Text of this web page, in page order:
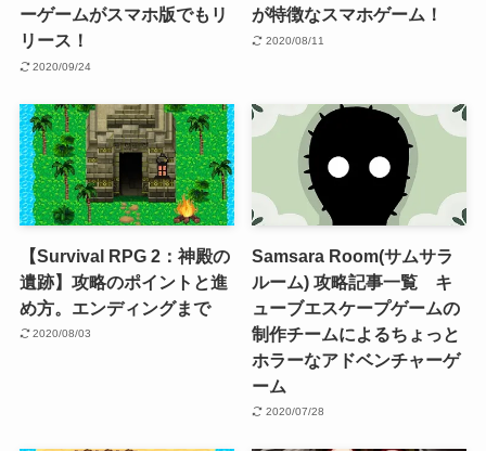
ーゲームがスマホ版でもリ
リース！
2020/09/24
が特徴なスマホゲーム！
2020/08/11
【Survival RPG 2：神殿の
遺跡】攻略のポイントと進
め方。エンディングまで
2020/08/03
Samsara Room(サムサラ
ルーム) 攻略記事一覧 キ
ューブエスケープゲームの
制作チームによるちょっと
ホラーなアドベンチャーゲ
ーム
2020/07/28